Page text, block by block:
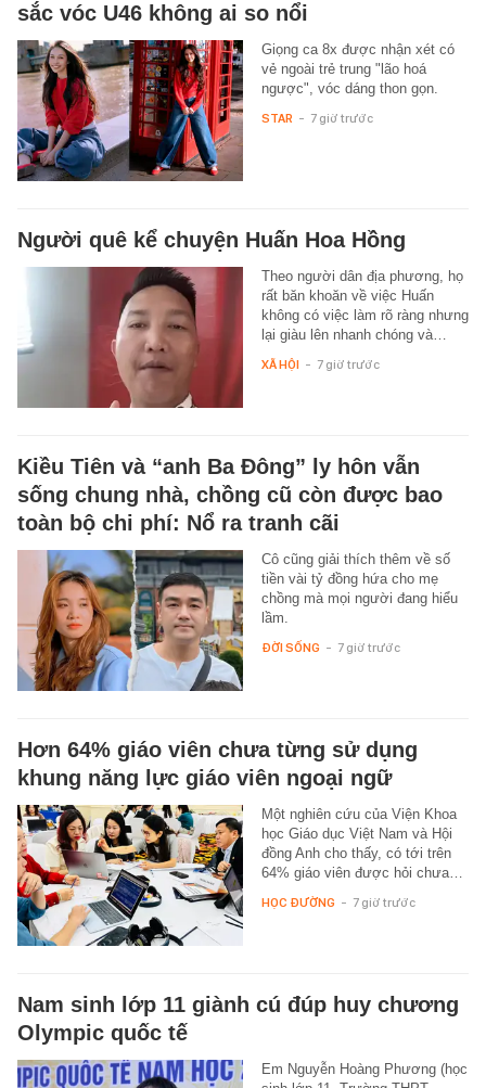
sắc vóc U46 không ai so nổi
Giọng ca 8x được nhận xét có
vẻ ngoài trẻ trung "lão hoá
ngược", vóc dáng thon gọn.
STAR - 7 giờ trước
Người quê kể chuyện Huấn Hoa Hồng
Theo người dân địa phương, họ
rất băn khoăn về việc Huấn
không có việc làm rõ ràng nhưng
lại giàu lên nhanh chóng và…
XÃ HỘI - 7 giờ trước
Kiều Tiên và “anh Ba Đông” ly hôn vẫn
sống chung nhà, chồng cũ còn được bao
toàn bộ chi phí: Nổ ra tranh cãi
Cô cũng giải thích thêm về số
tiền vài tỷ đồng hứa cho mẹ
chồng mà mọi người đang hiểu
lầm.
ĐỜI SỐNG - 7 giờ trước
Hơn 64% giáo viên chưa từng sử dụng
khung năng lực giáo viên ngoại ngữ
Một nghiên cứu của Viện Khoa
học Giáo dục Việt Nam và Hội
đồng Anh cho thấy, có tới trên
64% giáo viên được hỏi chưa…
HỌC ĐƯỜNG - 7 giờ trước
Nam sinh lớp 11 giành cú đúp huy chương
Olympic quốc tế
Em Nguyễn Hoàng Phương (học